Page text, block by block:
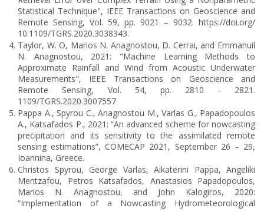
Statistical Technique", IEEE Transactions on Geoscience and
Remote Sensing, Vol. 59, pp. 9021 – 9032. https://doi.org/
10.1109/TGRS.2020.3038343.
Taylor, W. O, Marios N. Anagnostou, D. Cerrai, and Emmanuil
N. Anagnostou, 2021: "Machine Learning Methods to
Approximate Rainfall and Wind from Acoustic Underwater
Measurements", IEEE Transactions on Geoscience and
Remote Sensing, Vol. 54, pp. 2810 - 2821.
1109/TGRS.2020.3007557
Pappa A., Spyrou C., Anagnostou M., Varlas G., Papadopoulos
A., Katsafados P., 2021: “An advanced scheme for nowcasting
precipitation and its sensitivity to the assimilated remote
sensing estimations”, COMECAP 2021, September 26 – 29,
Ioannina, Greece.
Christos Spyrou, George Varlas, Aikaterini Pappa, Angeliki
Mentzafou, Petros Katsafados, Anastasios Papadopoulos,
Marios N. Anagnostou, and John Kalogiros, 2020:
“Implementation of a Nowcasting Hydrometeorological